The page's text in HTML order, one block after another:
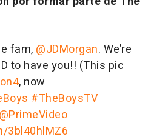
fam, @JDMorgan. We’re
to have you!! (This pic
, now
#TheBoysTV
@PrimeVideo
3bl40hlMZ6